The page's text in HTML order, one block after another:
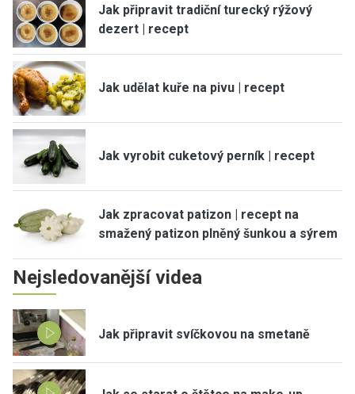
Jak připravit tradiční turecký rýžový
dezert | recept
Jak udělat kuře na pivu | recept
Jak vyrobit cuketový perník | recept
Jak zpracovat patizon | recept na
smažený patizon plněný šunkou a sýrem
Nejsledovanější videa
Jak připravit svíčkovou na smetaně